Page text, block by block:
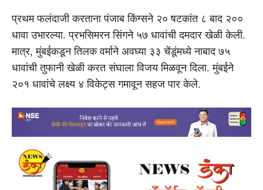
प्रथम फलंदाजी करताना पंजाब किंग्सने २० षटकांत ८ बाद २००
धावा उभारल्या. प्रभसिमरन सिंगने ५७ धावांची दमदार खेळी केली.
मात्र, मुंबईकडून तिलक वर्माने अवघ्या ३३ चेंडूंमध्ये नाबाद ७५
धावांची तुफानी खेळी करत संघाला विजय मिळवून दिला. मुंबईने
२०१ धावांचे लक्ष्य ४ विकेट्स गमावून सहज पार केले.